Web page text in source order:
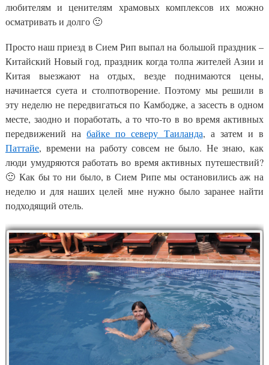
любителям и ценителям храмовых комплексов их можно
осматривать и долго 🙂
Просто наш приезд в Сием Рип выпал на большой праздник –
Китайский Новый год, праздник когда толпа жителей Азии и
Китая выезжают на отдых, везде поднимаются цены,
начинается суета и столпотворение. Поэтому мы решили в
эту неделю не передвигаться по Камбодже, а засесть в одном
месте, заодно и поработать, а то что-то в во время активных
передвижений набайке по северу Таиланда, а затем и в
Паттайе, времени на работу совсем не было. Не знаю, как
люди умудряются работать во время активных путешествий?
🙂 Как бы то ни было, в Сием Рипе мы остановились аж на
неделю и для наших целей мне нужно было заранее найти
подходящий отель.